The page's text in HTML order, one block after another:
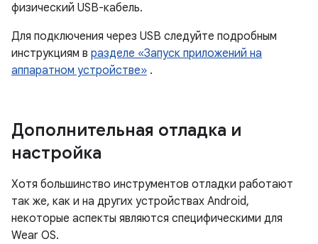
физический USB-кабель.
Для подключения через USB следуйте подробным
инструкциям в разделе «Запуск приложений на
аппаратном устройстве» .
Дополнительная отладка и
настройка
Хотя большинство инструментов отладки работают
так же, как и на других устройствах Android,
некоторые аспекты являются специфическими для
Wear OS.